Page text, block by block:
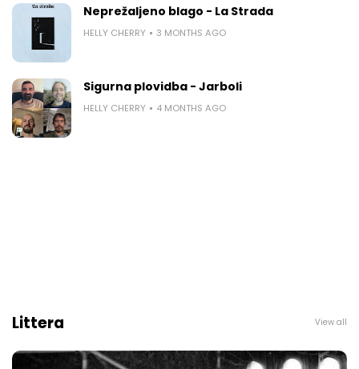
Neprežaljeno blago - La Strada
HELLY CHERRY 3 MONTHS AGO
Sigurna plovidba - Jarboli
HELLY CHERRY 4 MONTHS AGO
Littera View all